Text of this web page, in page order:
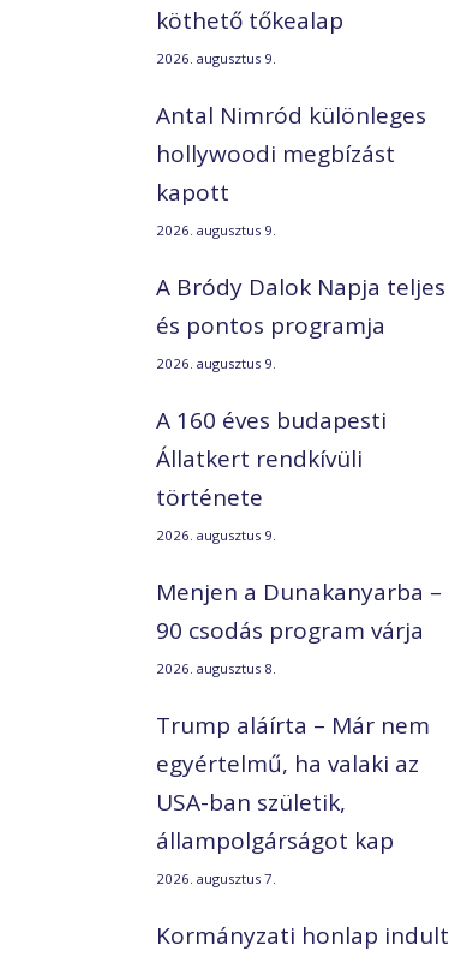
köthető tőkealap
2026. augusztus 9.
Antal Nimród különleges
hollywoodi megbízást
kapott
2026. augusztus 9.
A Bródy Dalok Napja teljes
és pontos programja
2026. augusztus 9.
A 160 éves budapesti
Állatkert rendkívüli
története
2026. augusztus 9.
Menjen a Dunakanyarba –
90 csodás program várja
2026. augusztus 8.
Trump aláírta – Már nem
egyértelmű, ha valaki az
USA-ban születik,
állampolgárságot kap
2026. augusztus 7.
Kormányzati honlap indult